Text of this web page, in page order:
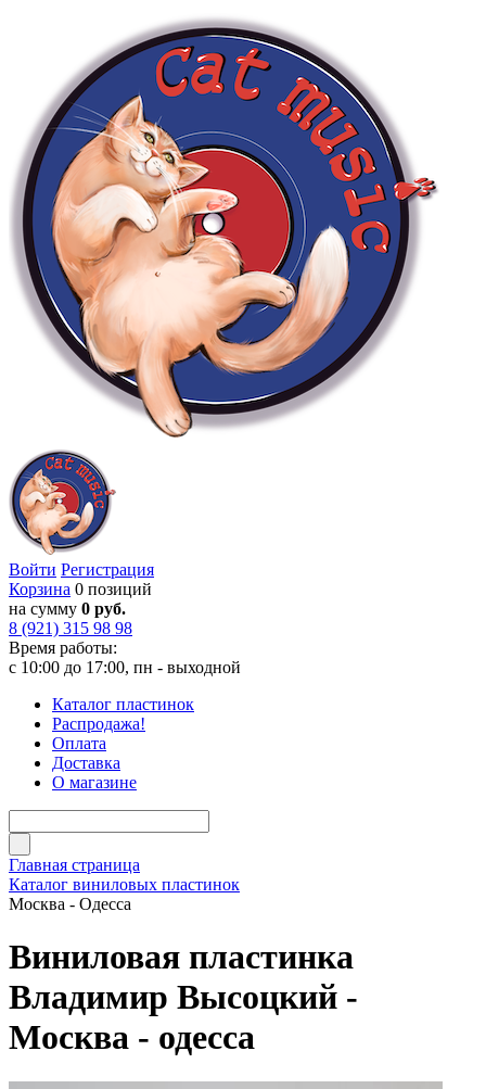
Войти Регистрация
Корзина 0 позиций
на сумму 0 руб.
8 (921) 315 98 98
Время работы:
с 10:00 до 17:00, пн - выходной
Каталог пластинок
Распродажа!
Оплата
Доставка
О магазине
Главная страница
Каталог виниловых пластинок
Москва - Одесса
Виниловая пластинка
Владимир Высоцкий -
Москва - одесса